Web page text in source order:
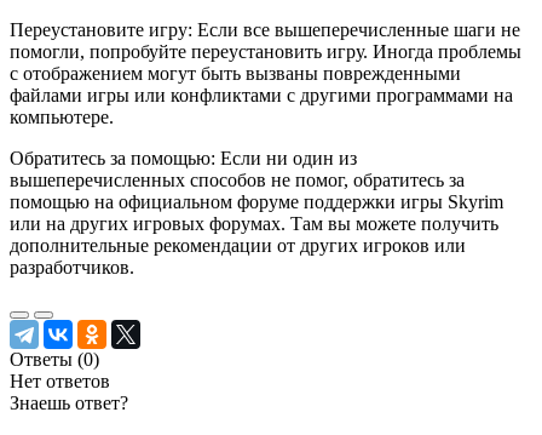
Переустановите игру: Если все вышеперечисленные шаги не
помогли, попробуйте переустановить игру. Иногда проблемы
с отображением могут быть вызваны поврежденными
файлами игры или конфликтами с другими программами на
компьютере.
Обратитесь за помощью: Если ни один из
вышеперечисленных способов не помог, обратитесь за
помощью на официальном форуме поддержки игры Skyrim
или на других игровых форумах. Там вы можете получить
дополнительные рекомендации от других игроков или
разработчиков.
Ответы (0)
Нет ответов
Знаешь ответ?